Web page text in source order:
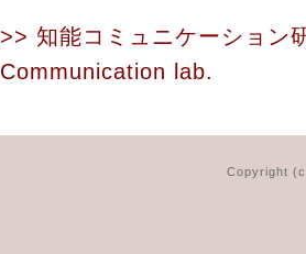
>> 知能コミュニケーション
Communication lab.
Copyright